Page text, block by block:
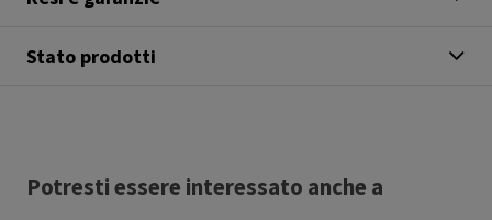
Stato prodotti
Potresti essere interessato anche a